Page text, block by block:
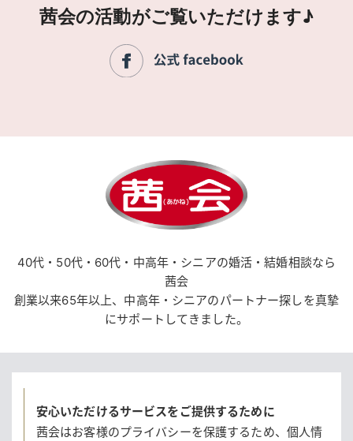
茜会の活動がご覧いただけます♪
40代・50代・60代・中高年・シニアの婚活・結婚相談なら
茜会
創業以来65年以上、中高年・シニアのパートナー探しを真摯
にサポートしてきました。
安心いただけるサービスをご提供するために
茜会はお客様のプライバシーを保護するため、 個人情